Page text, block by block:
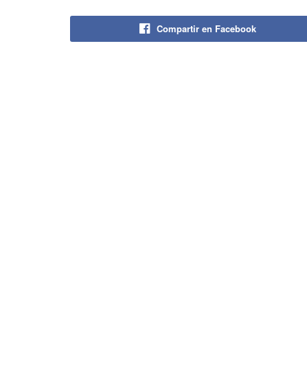
Compartir en Facebook